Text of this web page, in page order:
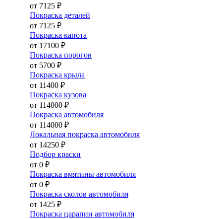
от 7125 ₽
Покраска деталей
от 7125 ₽
Покраска капота
от 17100 ₽
Покраска порогов
от 5700 ₽
Покраска крыла
от 11400 ₽
Покраска кузова
от 114000 ₽
Покраска автомобиля
от 114000 ₽
Локальная покраска автомобиля
от 14250 ₽
Подбор краски
от 0 ₽
Покраска вмятины автомобиля
от 0 ₽
Покраска сколов автомобиля
от 1425 ₽
Покраска царапин автомобиля